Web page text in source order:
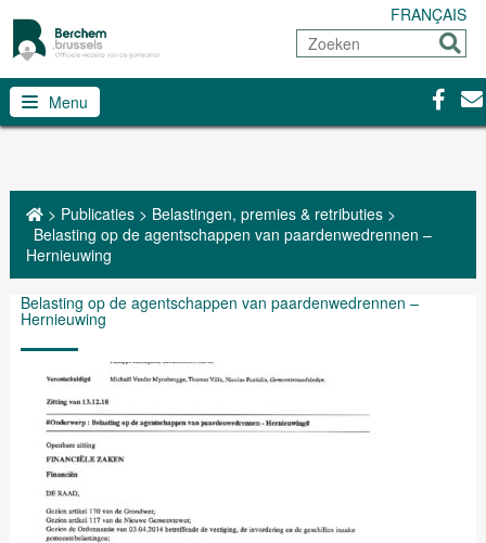
FRANÇAIS
Zoeken
Sturen
Menu
> Publicaties> Belastingen, premies & retributies>
Belasting op de agentschappen van paardenwedrennen –
Hernieuwing
Belasting op de agentschappen van paardenwedrennen –
Hernieuwing